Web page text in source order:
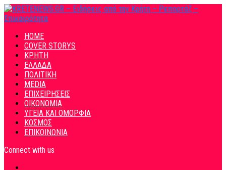
HOME
COVER STORYS
ΚΡΗΤΗ
ΕΛΛΑΔΑ
ΠΟΛΙΤΙΚΗ
MEDIA
ΕΠΙΧΕΙΡΗΣΕΙΣ
ΟΙΚΟΝΟΜΙΑ
ΥΓΕΙΑ ΚΑΙ ΟΜΟΡΦΙΑ
ΚΟΣΜΟΣ
ΕΠΙΚΟΙΝΩΝΙΑ
Connect with us